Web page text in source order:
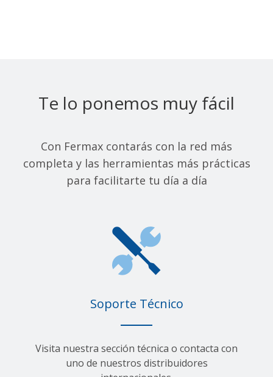
Te lo ponemos muy fácil
Con Fermax contarás con la red más
completa y las herramientas más prácticas
para facilitarte tu día a día
Soporte Técnico
Visita nuestra sección técnica o contacta con
uno de nuestros distribuidores